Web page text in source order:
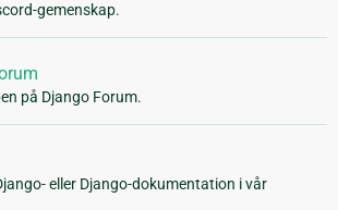
gemenskap.
på Django Forum.
eller Django-dokumentation i vår